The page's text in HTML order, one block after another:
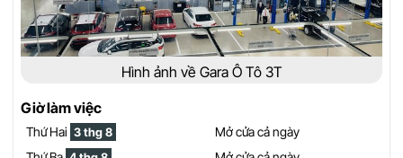
Hình ảnh về Gara Ô Tô 3T
Giờ làm việc
Thứ Hai 3 thg 8
Mở cửa cả ngày